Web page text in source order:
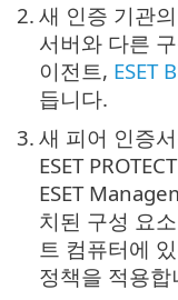
2. 새 인증 기관의
서버와 다른
이전트, ESET
듭니다.
3. 새 피어 인증
ESET
ESET
치된 구성 요
트 컴퓨터에
정책을 적용합